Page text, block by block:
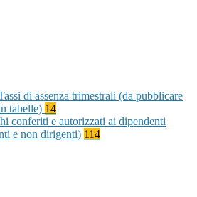
di assenza trimestrali (da pubblicare
tabelle) 14
conferiti e autorizzati ai dipendenti
e non dirigenti) 114